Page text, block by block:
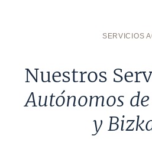
SERVICIOS
Nuestros
Autónomos
y